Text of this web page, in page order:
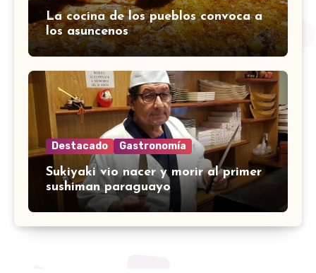
La cocina de los pueblos convoca a
los asuncenos
Destacado Gastronomía
Sukiyaki vio nacer y morir al primer
sushiman paraguayo